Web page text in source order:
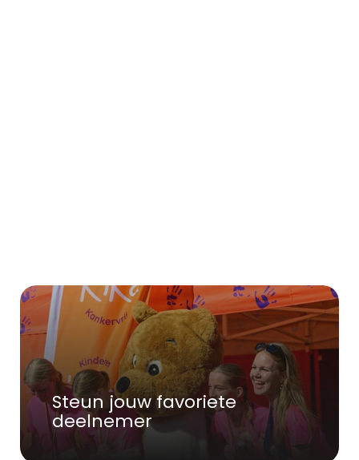
Steun jouw favoriete
deelnemer